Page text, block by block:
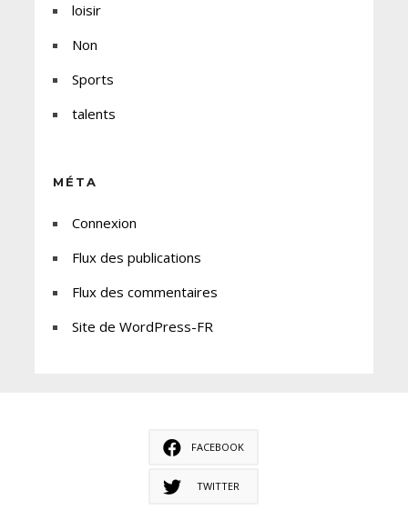
loisir
Non
Sports
talents
MÉTA
Connexion
Flux des publications
Flux des commentaires
Site de WordPress-FR
FACEBOOK
TWITTER